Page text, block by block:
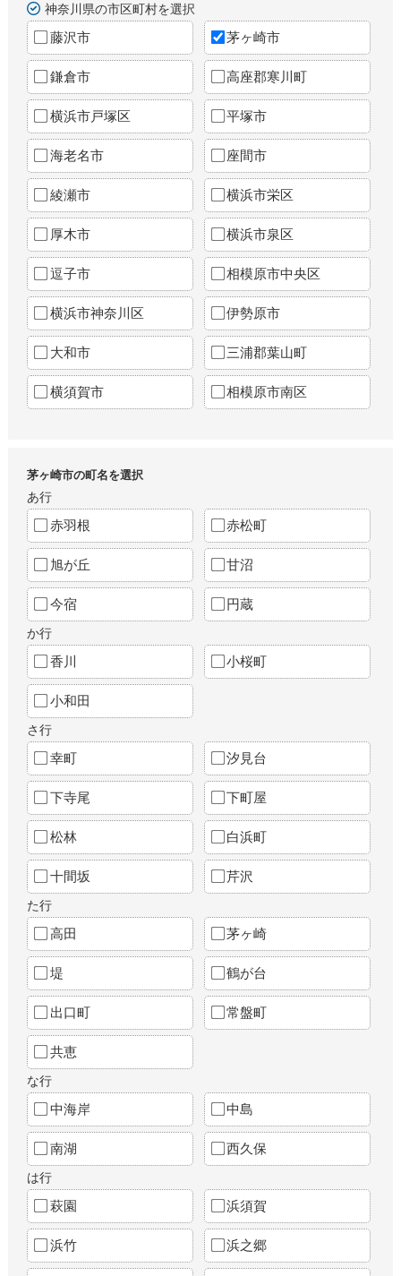
神奈川県の市区町村を選択
藤沢市 茅ヶ崎市
鎌倉市 高座郡寒川町
横浜市戸塚区 平塚市
海老名市 座間市
綾瀬市 横浜市栄区
厚木市 横浜市泉区
逗子市 相模原市中央区
横浜市神奈川区 伊勢原市
大和市 三浦郡葉山町
横須賀市 相模原市南区
茅ヶ崎市の町名を選択
あ行
赤羽根 赤松町
旭が丘 甘沼
今宿 円蔵
か行
香川 小桜町
小和田
さ行
幸町 汐見台
下寺尾 下町屋
松林 白浜町
十間坂 芹沢
た行
高田 茅ヶ崎
堤 鶴が台
出口町 常盤町
共恵
な行
中海岸 中島
南湖 西久保
は行
萩園 浜須賀
浜竹 浜之郷